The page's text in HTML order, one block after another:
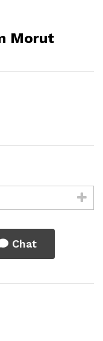
Morut
Chat